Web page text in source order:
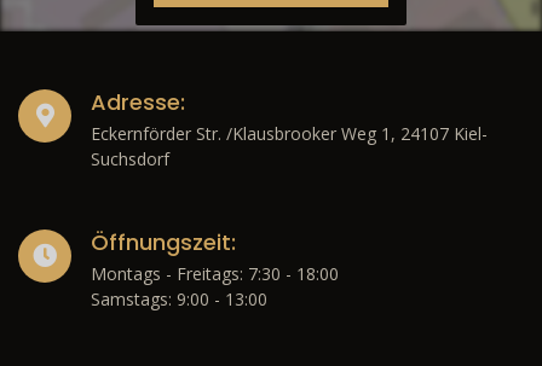
Adresse:
Eckernförder Str. /Klausbrooker Weg 1, 24107 Kiel-
Suchsdorf
Öffnungszeit:
Montags - Freitags: 7:30 - 18:00
Samstags: 9:00 - 13:00